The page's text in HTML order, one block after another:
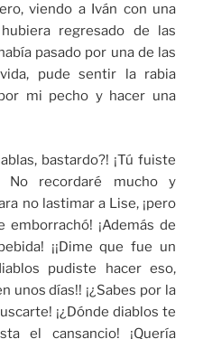
viendo a Iván con una
regresado de las
pasado por una de las
pude sentir la rabia
mi pecho y hacer una
bastardo?! ¡Tú fuiste
No recordaré mucho y
no lastimar a Lise, ¡pero
¡Además de
¡¡Dime que fue un
pudiste hacer eso,
unos días!! ¡¿Sabes por la
¡¿Dónde diablos te
el cansancio! ¡Quería